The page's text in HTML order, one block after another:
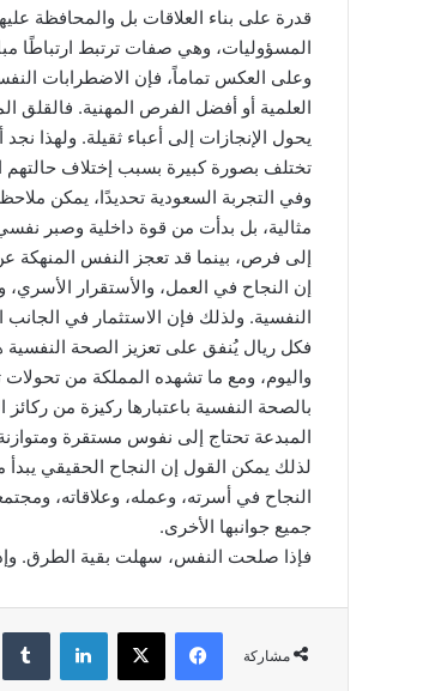
قدرة على بناء العلاقات بل والمحافظة
المسؤوليات، وهي صفات ترتبط ارتباطًا
وعلى العكس تماماً، فإن الاضطرابات
العلمية أو أفضل الفرص المهنية. فالقلق
يحول الإنجازات إلى أعباء ثقيلة. ولهذا
تختلف بصورة كبيرة بسبب إختلاف حالتهم
وفي التجربة السعودية تحديدًا، يمكن
مثالية، بل بدأت من قوة داخلية وصبر
إلى فرص، بينما قد تعجز النفس المنهكة
إن النجاح في العمل، والأستقرار الأسري،
النفسية. ولذلك فإن الاستثمار في الجانب
فكل ريال يُنفق على تعزيز الصحة النفسية
بالصحة النفسية باعتبارها ركيزة من
المبدعة تحتاج إلى نفوس مستقرة
لذلك يمكن القول إن النجاح الحقيقي يبدأ
النجاح في أسرته، وعمله، وعلاقاته،
جميع جوانبها الأخرى.
فإذا صلحت النفس، سهلت بقية الطرق. وإذا
مشاركة
فيسبوك ‫X لينكدإن ‏Tumblr